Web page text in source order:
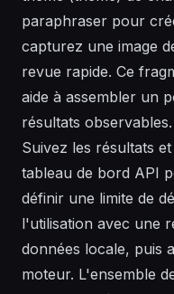
paraphraser pour
capturez une image
revue rapide. Ce
aide à assembler un
résultats observables.
Suivez les résultats
tableau de bord API
définir une limite de
l'utilisation avec une
données locale, puis
moteur. L'ensemble